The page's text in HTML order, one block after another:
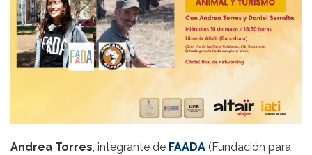
Andrea Torres, integrante de FAADA (Fundación para